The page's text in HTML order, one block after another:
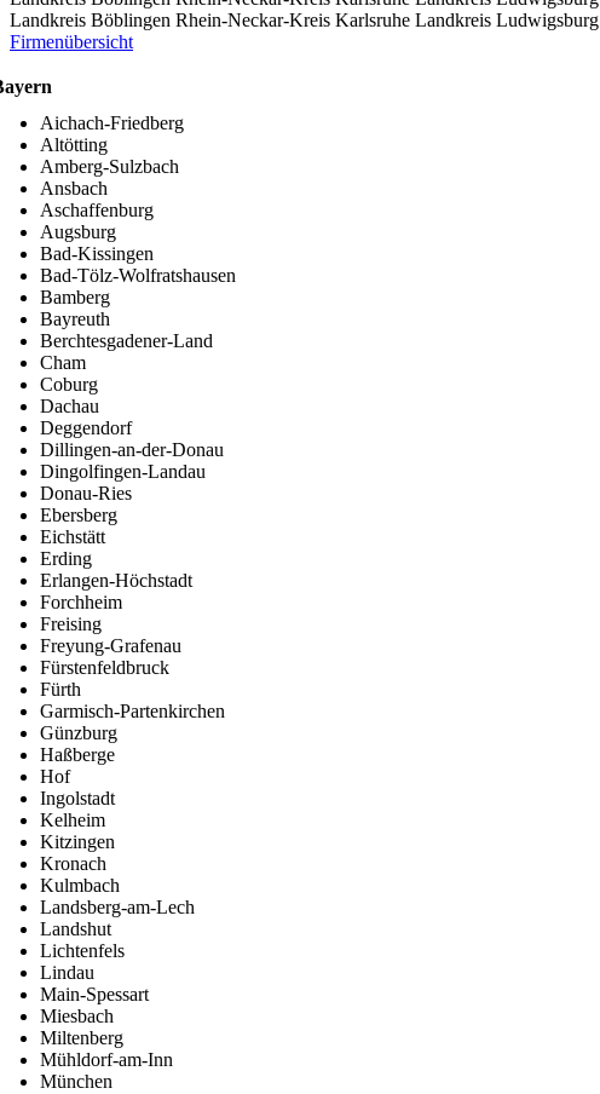
Landkreis Böblingen Rhein-Neckar-Kreis Karlsruhe Landkreis Ludwigsburg
Firmenübersicht
Aichach-Friedberg
Altötting
Amberg-Sulzbach
Ansbach
Aschaffenburg
Augsburg
Bad-Kissingen
Bad-Tölz-Wolfratshausen
Bamberg
Bayreuth
Berchtesgadener-Land
Cham
Coburg
Dachau
Deggendorf
Dillingen-an-der-Donau
Dingolfingen-Landau
Donau-Ries
Ebersberg
Eichstätt
Erding
Erlangen-Höchstadt
Forchheim
Freising
Freyung-Grafenau
Fürstenfeldbruck
Fürth
Garmisch-Partenkirchen
Günzburg
Haßberge
Hof
Ingolstadt
Kelheim
Kitzingen
Kronach
Kulmbach
Landsberg-am-Lech
Landshut
Lichtenfels
Lindau
Main-Spessart
Miesbach
Miltenberg
Mühldorf-am-Inn
München